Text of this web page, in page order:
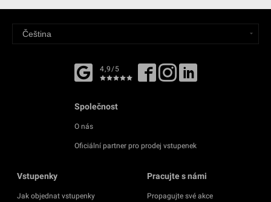
4,9/5
Společnost
O nás
Oficiální partner pro prodej vstupenek
Vstupenky
Jak objednat vstupenky
Pracujte s námi
Propagujte své akce